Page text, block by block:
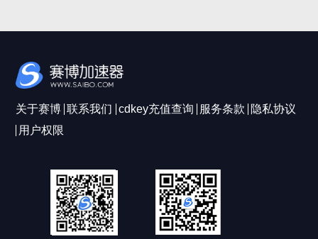
关于赛博 联系我们 cdkey充值查询 服务条款
隐私协议
用户权限